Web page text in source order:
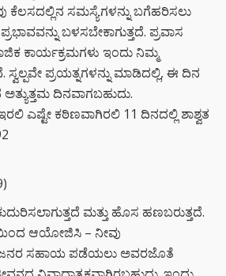
ಕೆಲಸದಲ್ಲಿನ ಸಮಸ್ಯೆಗಳನ್ನು ಬಗೆಹರಿಸಲು
ಬಳಸಬೇಕಾಗುತ್ತದೆ. ಪ್ರವಾಸ
ಕಾರ್ಯಕ್ರಮಗಳು ಇಂದು ನಿಮ್ಮ
ಪ್ರಯತ್ನಗಳನ್ನು ಮಾಡಿದಲ್ಲಿ, ಈ ದಿನ
ದಿನವಾಗಬಹುದು.
ಎಷ್ಟೇ ಕಠಿಣವಾಗಿರಲಿ 11 ದಿನದಲ್ಲಿ ಶಾಶ್ವತ
ಮತ್ತು ಹೊಸ ಹಣಬರುತ್ತದೆ.
ಆಯೋಜಿಸಿ – ನೀವು
ಸಹಾಯ ಪಡೆಯಲು ಅವರಜೊತೆ